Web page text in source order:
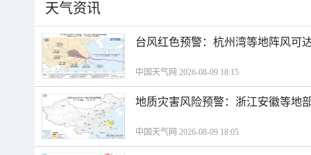
天气资讯
台风红色预警：杭州湾等地阵风可
中国天气网 2026-08-09 18:15
地质灾害风险预警：浙江安徽等地
中国天气网 2026-08-09 18:05